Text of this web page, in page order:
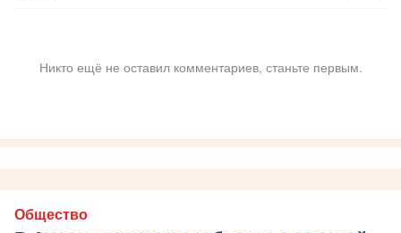
Никто ещё не оставил комментариев, станьте первым.
Общество